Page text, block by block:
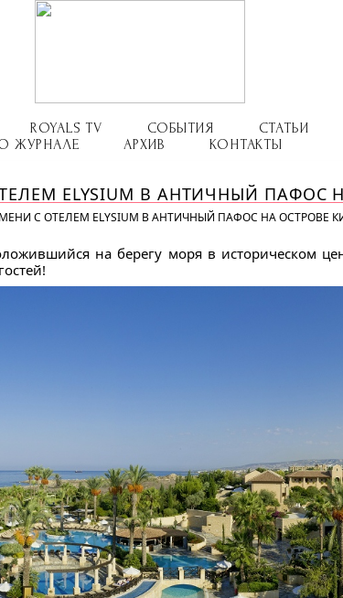
ROYALS TV СОБЫТИЯ СТАТЬИ
ЖУРНАЛЕ
АРХИВ КОНТАКТЫ
ELYSIUM В АНТИЧНЫЙ ПАФОС
С ОТЕЛЕМ ELYSIUM В АНТИЧНЫЙ ПАФОС НА ОСТРОВЕ
на берегу моря в историческом